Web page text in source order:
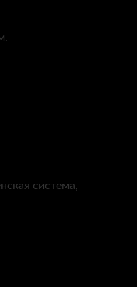
система,